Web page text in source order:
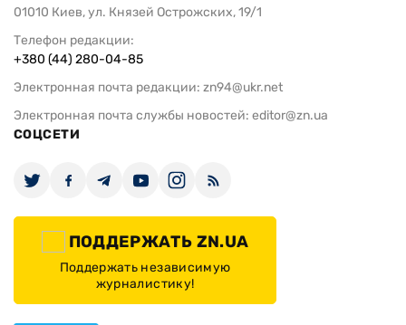
01010 Киев, ул. Князей Острожских, 19/1
Телефон редакции:
+380 (44) 280-04-85
Электронная почта редакции: zn94@ukr.net
Электронная почта службы новостей: editor@zn.ua
СОЦСЕТИ
ПОДДЕРЖАТЬ ZN.UA
Поддержать независимую
журналистику!